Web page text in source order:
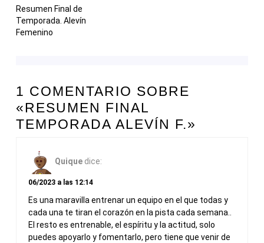
Resumen Final de
Temporada. Alevín
Femenino
1 COMENTARIO SOBRE
«RESUMEN FINAL
TEMPORADA ALEVÍN F.»
Quique dice:
06/2023 a las 12:14
Es una maravilla entrenar un equipo en el que todas y
cada una te tiran el corazón en la pista cada semana..
El resto es entrenable, el espíritu y la actitud, solo
puedes apoyarlo y fomentarlo, pero tiene que venir de